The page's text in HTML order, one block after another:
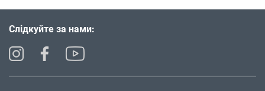
Слідкуйте за нами: